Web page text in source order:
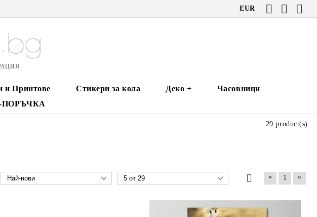
EUR
и Принтове Стикери за кола Деко +
Часовници
ПОРЪЧКА
29 product(s)
« 1 »